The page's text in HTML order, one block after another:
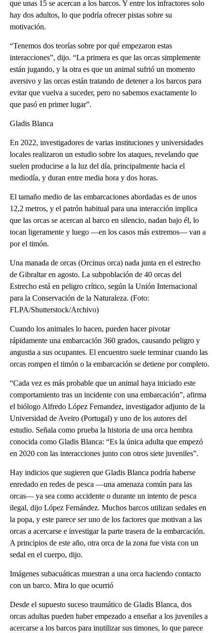
que unas 15 se acercan a los barcos. Y entre los infractores solo
hay dos adultos, lo que podría ofrecer pistas sobre su
motivación.
“Tenemos dos teorías sobre por qué empezaron estas
interacciones”, dijo. “La primera es que las orcas simplemente
están jugando, y la otra es que un animal sufrió un momento
aversivo y las orcas están tratando de detener a los barcos para
evitar que vuelva a suceder, pero no sabemos exactamente lo
que pasó en primer lugar”.
Gladis Blanca
En 2022, investigadores de varias instituciones y universidades
locales realizaron un estudio sobre los ataques, revelando que
suelen producirse a la luz del día, principalmente hacia el
mediodía, y duran entre media hora y dos horas.
El tamaño medio de las embarcaciones abordadas es de unos
12,2 metros, y el patrón habitual para una interacción implica
que las orcas se acercan al barco en silencio, nadan bajo él, lo
tocan ligeramente y luego —en los casos más extremos— van a
por el timón.
Una manada de orcas (Orcinus orca) nada junta en el estrecho
de Gibraltar en agosto. La subpoblación de 40 orcas del
Estrecho está en peligro crítico, según la Unión Internacional
para la Conservación de la Naturaleza. (Foto:
FLPA/Shutterstock/Archivo)
Cuando los animales lo hacen, pueden hacer pivotar
rápidamente una embarcación 360 grados, causando peligro y
angustia a sus ocupantes. El encuentro suele terminar cuando las
orcas rompen el timón o la embarcación se detiene por completo.
“Cada vez es más probable que un animal haya iniciado este
comportamiento tras un incidente con una embarcación”, afirma
el biólogo Alfredo López Fernandez, investigador adjunto de la
Universidad de Aveiro (Portugal) y uno de los autores del
estudio. Señala como prueba la historia de una orca hembra
conocida como Gladis Blanca: “Es la única adulta que empezó
en 2020 con las interacciones junto con otros siete juveniles”.
Hay indicios que sugieren que Gladis Blanca podría haberse
enredado en redes de pesca —una amenaza común para las
orcas— ya sea como accidente o durante un intento de pesca
ilegal, dijo López Fernández. Muchos barcos utilizan sedales en
la popa, y este parece ser uno de los factores que motivan a las
orcas a acercarse e investigar la parte trasera de la embarcación.
A principios de este año, otra orca de la zona fue vista con un
sedal en el cuerpo, dijo.
Imágenes subacuáticas muestran a una orca haciendo contacto
con un barco. Mira lo que ocurrió
Desde el supuesto suceso traumático de Gladis Blanca, dos
orcas adultas pueden haber empezado a enseñar a los juveniles a
acercarse a los barcos para inutilizar sus timones, lo que parece